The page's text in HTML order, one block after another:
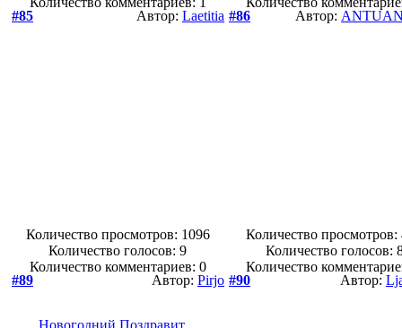
#85
Автор: Laetitia
Количество просмотров: 1096
Количество голосов:9
Количество комментариев: 0
#86 Автор:
Количество просмотров:
Количество голосов:
Количество
#89
Автор: Pirjo
Новогодний Поздравит...
#90 Автор: